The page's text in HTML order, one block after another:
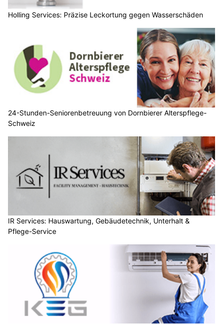
Holling Services: Präzise Leckortung gegen Wasserschäden
24-Stunden-Seniorenbetreuung von Dornbierer Alterspflege-
Schweiz
IR Services: Hauswartung, Gebäudetechnik, Unterhalt &
Pflege-Service